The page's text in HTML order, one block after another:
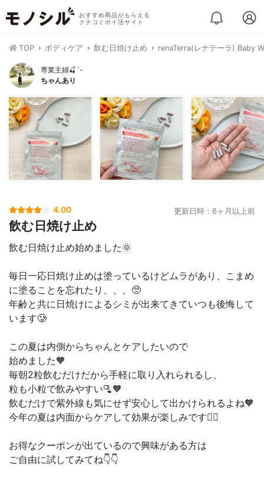
おすすめ商品がもらえる
クチコミポイ活サイト
TOP ボディケア 飲む日焼け止め renaTerra(レナテーラ) Baby
専業主婦🍒´-
ちゃんあり
4.00 更新日時：6ヶ月以上前
飲む日焼け止め
飲む日焼け止め始めました🌞
毎日一応日焼け止めは塗っているけどムラがあり、こまめ
に塗ることを忘れたり、、、🥺
年齢と共に日焼けによるシミが出来てきていつも後悔して
います🥲
この夏は内側からちゃんとケアしたいので
始めました🧡
毎朝2粒飲むだけだから手軽に取り入れられるし、
粒も小粒で飲みやすい🫗🧡
飲むだけで紫外線も気にせず安心して出かけられるよね🧡
今年の夏は内面からケアして効果が楽しみです🙋‍♀️
お得なクーポンが出ているので興味がある方は
ご自由に試してみてね👇👇